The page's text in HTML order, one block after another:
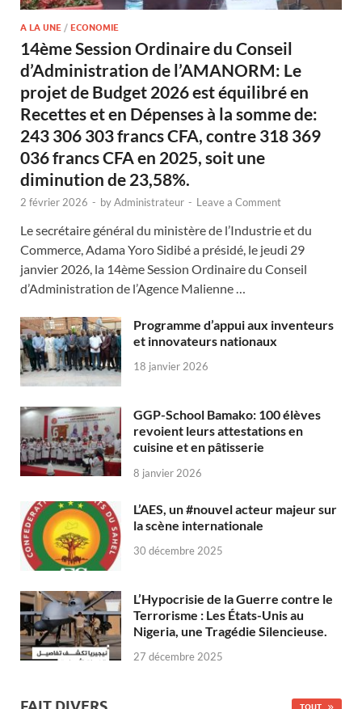
A LA UNE / ECONOMIE
14ème Session Ordinaire du Conseil
d’Administration de l’AMANORM: Le
projet de Budget 2026 est équilibré en
Recettes et en Dépenses à la somme de:
243 306 303 francs CFA, contre 318 369
036 francs CFA en 2025, soit une
diminution de 23,58%.
2 février 2026 - byAdministrateur - Leave a Comment
Le secrétaire général du ministère de l’Industrie et du
Commerce, Adama Yoro Sidibé a présidé, le jeudi 29
janvier 2026, la 14ème Session Ordinaire du Conseil
d’Administration de l’Agence Malienne …
Programme d’appui aux inventeurs
et innovateurs nationaux
18 janvier 2026
GGP-School Bamako: 100 élèves
revoient leurs attestations en
cuisine et en pâtisserie
8 janvier 2026
L’AES, un #nouvel acteur majeur sur
la scène internationale
30 décembre 2025
L’Hypocrisie de la Guerre contre le
Terrorisme : Les États-Unis au
Nigeria, une Tragédie Silencieuse.
27 décembre 2025
TOUT...